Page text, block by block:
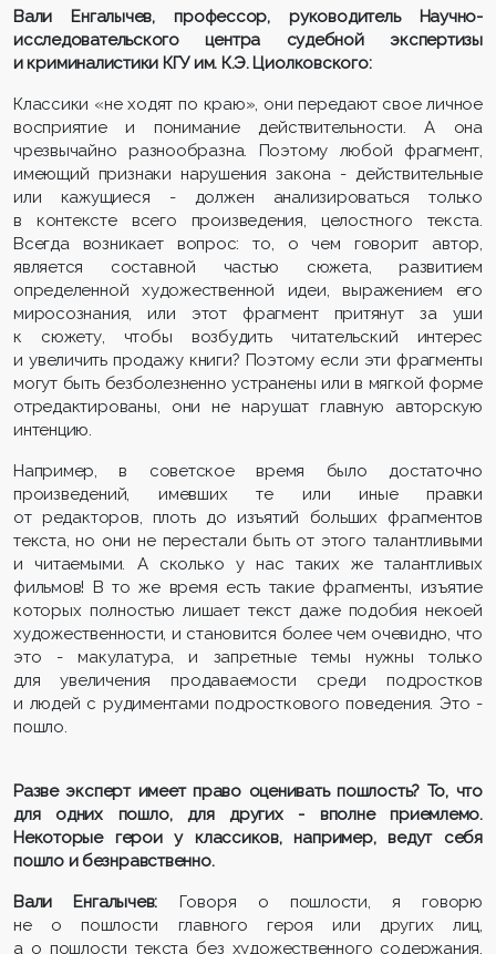
Вали Енгалычев, профессор, руководитель Научно-
исследовательского центра судебной экспертизы
и криминалистики КГУ им. К.Э. Циолковского:
Классики «не ходят по краю», они передают свое личное
восприятие и понимание действительности. А она
чрезвычайно разнообразна. Поэтому любой фрагмент,
имеющий признаки нарушения закона - действительные
или кажущиеся - должен анализироваться только
в контексте всего произведения, целостного текста.
Всегда возникает вопрос: то, о чем говорит автор,
является составной частью сюжета, развитием
определенной художественной идеи, выражением его
миросознания, или этот фрагмент притянут за уши
к сюжету, чтобы возбудить читательский интерес
и увеличить продажу книги? Поэтому если эти фрагменты
могут быть безболезненно устранены или в мягкой форме
отредактированы, они не нарушат главную авторскую
интенцию.
Например, в советское время было достаточно
произведений, имевших те или иные правки
от редакторов, плоть до изъятий больших фрагментов
текста, но они не перестали быть от этого талантливыми
и читаемыми. А сколько у нас таких же талантливых
фильмов! В то же время есть такие фрагменты, изъятие
которых полностью лишает текст даже подобия некоей
художественности, и становится более чем очевидно, что
это - макулатура, и запретные темы нужны только
для увеличения продаваемости среди подростков
и людей с рудиментами подросткового поведения. Это -
пошло.
Разве эксперт имеет право оценивать пошлость? То, что
для одних пошло, для других - вполне приемлемо.
Некоторые герои у классиков, например, ведут себя
пошло и безнравственно.
Вали Енгалычев: Говоря о пошлости, я говорю
не о пошлости главного героя или других лиц,
а о пошлости текста без художественного содержания.